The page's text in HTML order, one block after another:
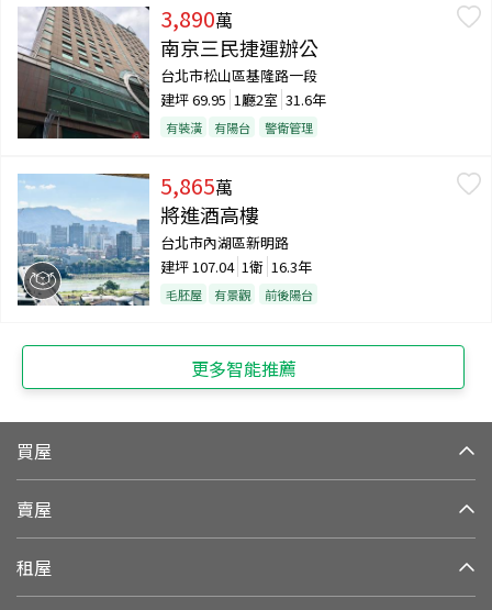
3,890萬
南京三民捷運辦公
台北市松山區基隆路一段
建坪69.95 1廳2室 31.6年
有裝潢 有陽台 警衛管理
5,865萬
將進酒高樓
台北市內湖區新明路
建坪 107.04 1衛 16.3年
毛胚屋 有景觀 前後陽台
更多智能推薦
買屋
賣屋
租屋